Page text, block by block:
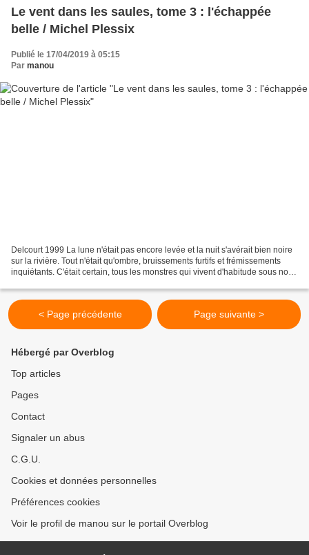
Le vent dans les saules, tome 3 : l'échappée
belle / Michel Plessix
Publié le 17/04/2019 à 05:15
Par manou
Delcourt 1999 La lune n'était pas encore levée et la nuit s'avérait bien noire
sur la rivière. Tout n'était qu'ombre, bruissements furtifs et frémissements
inquiétants. C'était certain, tous les monstres qui vivent d'habitude sous nos
< Page précédente Page suivante >
Hébergé par Overblog
Top articles
Pages
Contact
Signaler un abus
C.G.U.
Cookies et données personnelles
Préférences cookies
Voir le profil de manou sur le portail Overblog